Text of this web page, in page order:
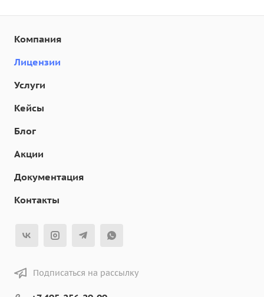
Компания
Лицензии
Услуги
Кейсы
Блог
Акции
Документация
Контакты
Подписаться на рассылку